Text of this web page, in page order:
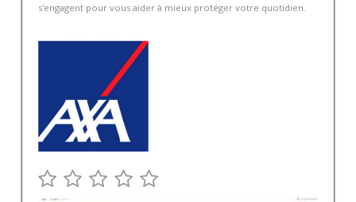
s'engagent pour vous aider à mieux protéger votre quotidien.